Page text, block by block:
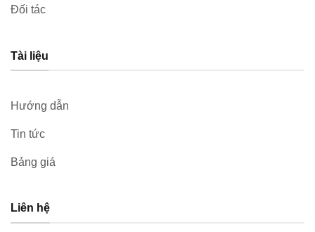
Đối tác
Tài liệu
Hướng dẫn
Tin tức
Bảng giá
Liên hệ